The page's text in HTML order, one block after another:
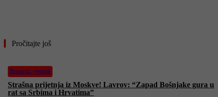
Pročitajte još
Bosanski vjestnik
Strašna prijetnja iz Moskve! Lavrov: “Zapad Bošnjake gura u
rat sa Srbima i Hrvatima”